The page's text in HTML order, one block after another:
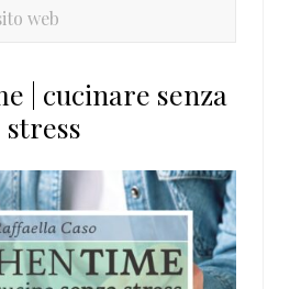
| cucinare senza
stress